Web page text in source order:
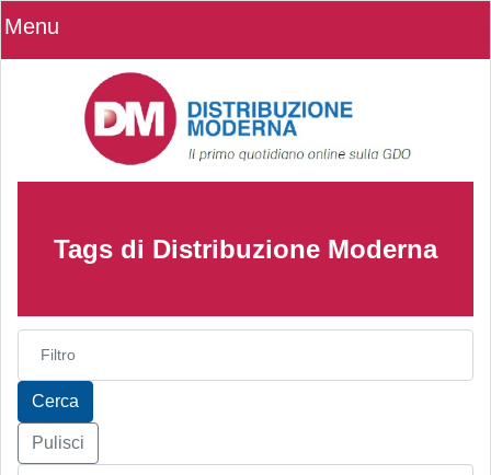
Menu
Tags di Distribuzione Moderna
Inserisci parte del titolo
Cerca
Pulisci